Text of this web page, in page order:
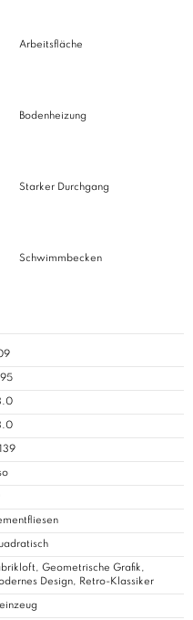
Arbeitsfläche
Bodenheizung
Starker Durchgang
Schwimmbecken
Geometrische Grafik,
Design, Retro-Klassiker